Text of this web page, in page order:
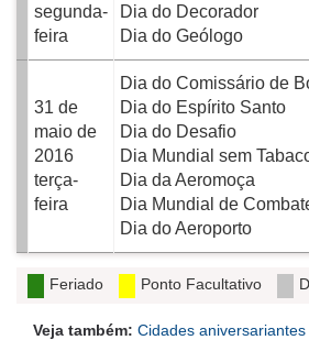
segunda-
feira
Dia do Decorador
Dia do Geólogo
31 de
maio de
2016
terça-
feira
Dia do Comissário de
Dia do Espírito Santo
Dia do Desafio
Dia Mundial sem
Dia da Aeromoça
Dia Mundial de
Dia do Aeroporto
Feriado Ponto Facultativo
Veja também: Cidades